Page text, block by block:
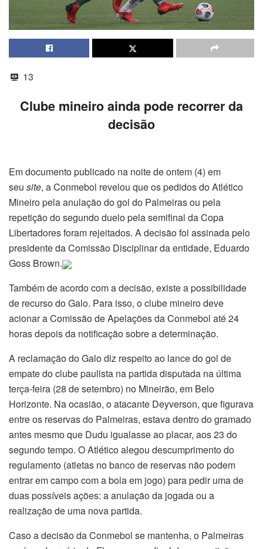
13
Clube mineiro ainda pode recorrer da
decisão
Em documento publicado na noite de ontem (4) em
seu site, a Conmebol revelou que os pedidos do Atlético
Mineiro pela anulação do gol do Palmeiras ou pela
repetição do segundo duelo pela semifinal da Copa
Libertadores foram rejeitados. A decisão foi assinada pelo
presidente da Comissão Disciplinar da entidade, Eduardo
Goss Brown.
Também de acordo com a decisão, existe a possibilidade
de recurso do Galo. Para isso, o clube mineiro deve
acionar a Comissão de Apelações da Conmebol até 24
horas depois da notificação sobre a determinação.
A reclamação do Galo diz respeito ao lance do gol de
empate do clube paulista na partida disputada na última
terça-feira (28 de setembro) no Mineirão, em Belo
Horizonte. Na ocasião, o atacante Deyverson, que figurava
entre os reservas do Palmeiras, estava dentro do gramado
antes mesmo que Dudu igualasse ao placar, aos 23 do
segundo tempo. O Atlético alegou descumprimento do
regulamento (atletas no banco de reservas não podem
entrar em campo com a bola em jogo) para pedir uma de
duas possíveis ações: a anulação da jogada ou a
realização de uma nova partida.
Caso a decisão da Conmebol se mantenha, o Palmeiras